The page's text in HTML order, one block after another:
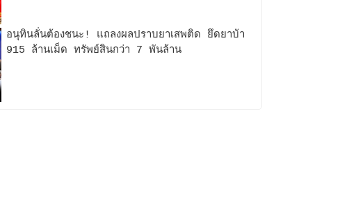
อนุทินลั่นต้องชนะ! แถลงผลปราบยาเสพติด ยึดยาบ้า
915 ล้านเม็ด ทรัพย์สินกว่า 7 พันล้าน